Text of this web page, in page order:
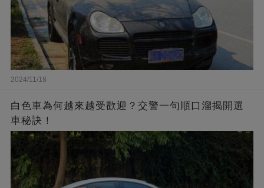
2024/11/18
白色車為何越來越受歡迎？交警一句順口溜揭開選
車秘訣！